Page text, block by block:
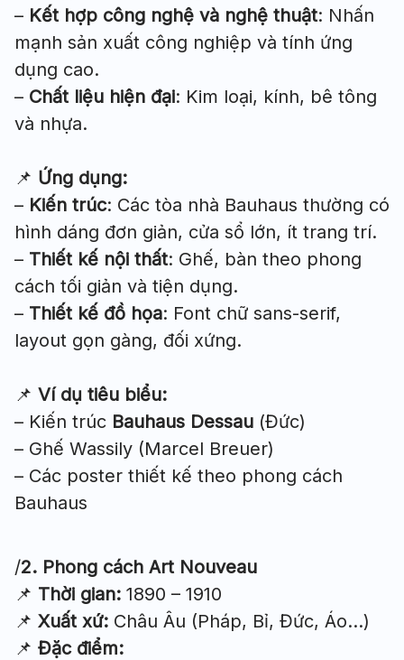
– Kết hợp công nghệ và nghệ thuật: Nhấn
mạnh sản xuất công nghiệp và tính ứng
dụng cao.
– Chất liệu hiện đại: Kim loại, kính, bê tông
và nhựa.
📌 Ứng dụng:
– Kiến trúc: Các tòa nhà Bauhaus thường có
hình dáng đơn giản, cửa sổ lớn, ít trang trí.
– Thiết kế nội thất: Ghế, bàn theo phong
cách tối giản và tiện dụng.
– Thiết kế đồ họa: Font chữ sans-serif,
layout gọn gàng, đối xứng.
📌 Ví dụ tiêu biểu:
– Kiến trúc Bauhaus Dessau (Đức)
– Ghế Wassily (Marcel Breuer)
– Các poster thiết kế theo phong cách
Bauhaus
/2. Phong cách Art Nouveau
📌 Thời gian: 1890 – 1910
📌 Xuất xứ: Châu Âu (Pháp, Bỉ, Đức, Áo…)
📌 Đặc điểm: